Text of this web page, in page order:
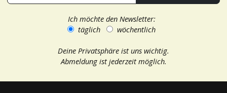
Ich möchte den Newsletter:
täglich
wöchentlich
Deine Privatsphäre ist uns wichtig.
Abmeldung ist jederzeit möglich.